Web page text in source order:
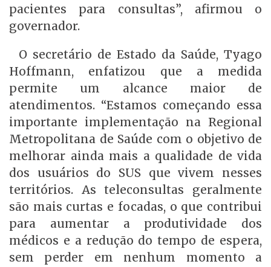
pacientes para consultas”, afirmou o
governador.
O secretário de Estado da Saúde, Tyago
Hoffmann, enfatizou que a medida
permite um alcance maior de
atendimentos. “Estamos começando essa
importante implementação na Regional
Metropolitana de Saúde com o objetivo de
melhorar ainda mais a qualidade de vida
dos usuários do SUS que vivem nesses
territórios. As teleconsultas geralmente
são mais curtas e focadas, o que contribui
para aumentar a produtividade dos
médicos e a redução do tempo de espera,
sem perder em nenhum momento a